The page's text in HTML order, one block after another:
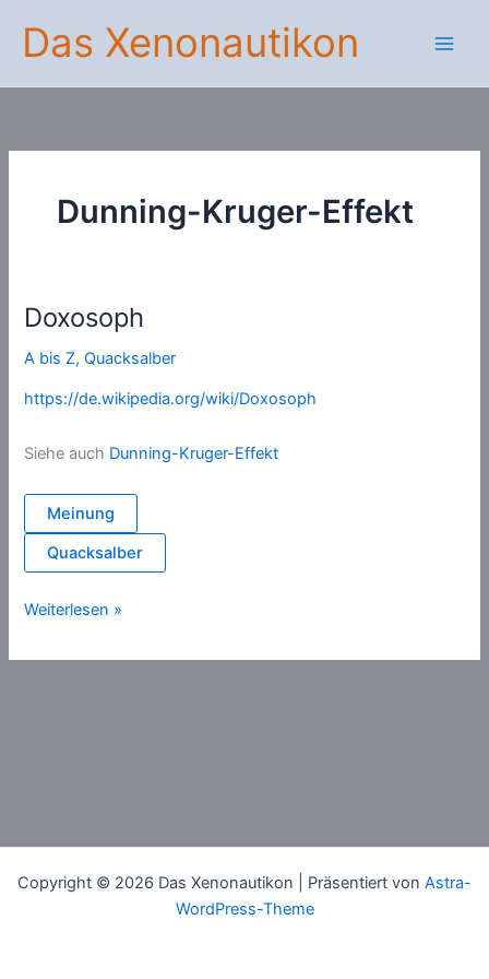
Inhalt
springen
Das Xenonautikon
Dunning-Kruger-Effekt
Doxosoph
A bis Z,Quacksalber
https://de.wikipedia.org/wiki/Doxosoph
Siehe auch Dunning-Kruger-Effekt
Meinung
Quacksalber
Doxosoph
Weiterlesen »
Copyright © 2026 Das Xenonautikon | Präsentiert von Astra-
WordPress-Theme